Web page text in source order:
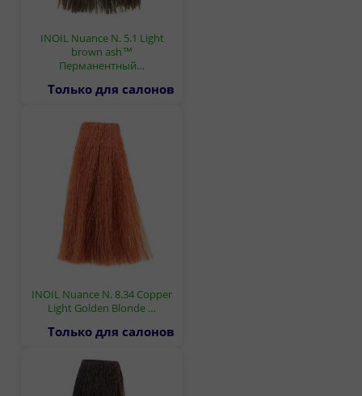
INOIL Nuance N. 5.1 Light
brown ash™
Перманентный…
Только для салонов
INOIL Nuance N. 8.34 Copper
Light Golden Blonde …
Только для салонов